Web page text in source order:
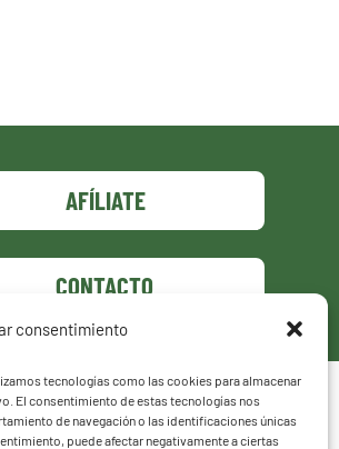
consentimiento
tecnologías como las cookies para almacenar
El consentimiento de estas tecnologías nos
de navegación o las identificaciones únicas
puede afectar negativamente a ciertas
AFÍLIATE
CONTACTO